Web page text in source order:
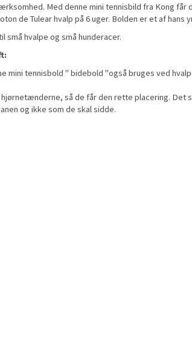
Med denne mini tennisbild fra Kong
de Tulear hvalp på 6 uger. Bolden er et af hans
små hvalpe og små hunderacer.
mini tennisbold " bidebold "også bruges ved
så de får den rette placering. Det
og ikke som de skal sidde.